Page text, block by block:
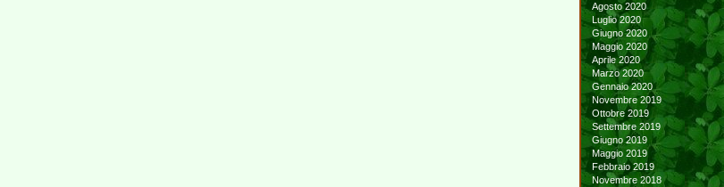
Agosto 2020
Luglio 2020
Giugno 2020
Maggio 2020
Aprile 2020
Marzo 2020
Gennaio 2020
Novembre 2019
Ottobre 2019
Settembre 2019
Giugno 2019
Maggio 2019
Febbraio 2019
Novembre 2018